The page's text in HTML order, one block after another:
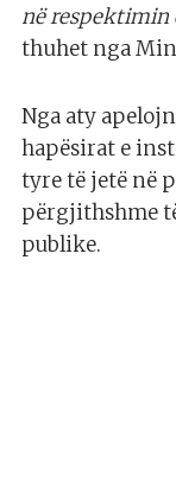
në respektimin
thuhet nga
Nga aty
hapësirat e
tyre të jetë në
përgjithshme
publike.